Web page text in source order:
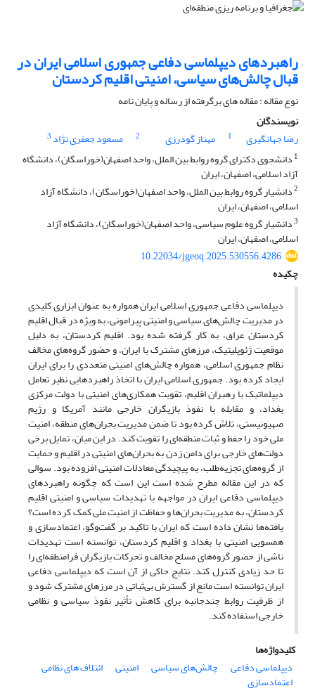
راهبردهای دیپلماسی دفاعی جمهوری اسلامی ایران در
قبال چالش‌های سیاسی، امنیتی اقلیم کردستان
نوع مقاله : مقاله های برگرفته از رساله و پایان نامه
نویسندگان
رضا جهانگیری
1 مهناز گودرزی 2 مسعود جعفری نژاد 3
1 دانشجوی دکترای گروه روابط بین الملل، واحد اصفهان(خوراسگان)، دانشگاه
آزاد اسلامی، اصفهان، ایران
2دانشیار گروه روابط بین الملل، واحد اصفهان(خوراسگان)، دانشگاه آزاد
اسلامی، اصفهان، ایران
3دانشیار گروه علوم سیاسی، واحد اصفهان(خوراسگان)، دانشگاه آزاد
اسلامی، اصفهان، ایران
10.22034/jgeoq.2025.530556.4286
چکیده
دیپلماسی دفاعی جمهوری اسلامی ایران همواره به عنوان ابزاری کلیدی
در مدیریت چالش‌های سیاسی و امنیتی پیرامونی، به ویژه در قبال اقلیم
کردستان عراق، به کار گرفته شده بود. اقلیم کردستان، به دلیل
موقعیت ژئوپلیتیک، مرزهای مشترک با ایران، و حضور گروه‌های مخالف
نظام جمهوری اسلامی، همواره چالش‌های امنیتی متعددی را برای ایران
ایجاد کرده بود. جمهوری اسلامی ایران با اتخاذ راهبردهایی نظیر تعامل
دیپلماتیک با رهبران اقلیم، تقویت همکاری‌های امنیتی با دولت مرکزی
بغداد، و مقابله با نفوذ بازیگران خارجی مانند آمریکا و رژیم
صهیونیستی، تلاش کرده بود تا ضمن مدیریت بحران‌های منطقه، امنیت
ملی خود را حفظ و ثبات منطقه‌ای را تقویت کند. در این میان، تمایل برخی
دولت‌های خارجی برای دامن زدن به بحران‌های امنیتی در اقلیم و حمایت
از گروه‌های تجزیه‌طلب، به پیچیدگی معادلات امنیتی افزوده بود. سوالی
که در این مقاله مطرح شده است این است که چگونه راهبردهای
دیپلماسی دفاعی ایران در مواجهه با تهدیدات سیاسی و امنیتی اقلیم
کردستان، به مدیریت بحران‌ها و حفاظت از امنیت ملی کمک کرده است؟
یافته‌ها نشان داده است که ایران با تاکید بر گفت‌وگو، اعتمادسازی و
همسویی امنیتی با بغداد و اقلیم کردستان، توانسته است تهدیدات
ناشی از حضور گروه‌های مسلح مخالف و تحرکات بازیگران فرامنطقه‌ای را
تا حد زیادی کنترل کند. نتایج حاکی از آن است که دیپلماسی دفاعی
ایران توانسته است مانع از گسترش بی‌ثباتی در مرزهای مشترک شود و
از ظرفیت روابط چندجانبه برای کاهش تأثیر نفوذ سیاسی و نظامی
خارجی استفاده کند.
کلیدواژه‌ها
دیپلماسی دفاعی
چالش‌های سیاسی امنیتی ائتلاف های نظامی
اعتمادسازی